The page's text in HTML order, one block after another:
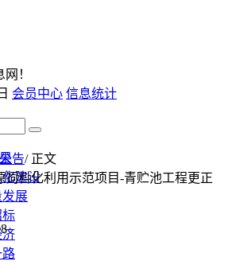
！
会员中心 信息统计
建设
发展
标
济
路
告/ 正文
饲料化利用示范项目-青贮池工程更正